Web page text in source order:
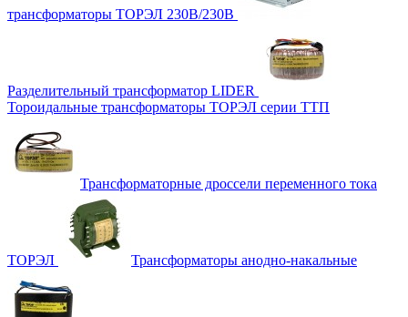
трансформаторы ТОРЭЛ 230В/230В
Разделительный трансформатор LIDER
Тороидальные трансформаторы ТОРЭЛ серии ТТП
Трансформаторные дроссели переменного тока
ТОРЭЛ Трансформаторы анодно-накальные